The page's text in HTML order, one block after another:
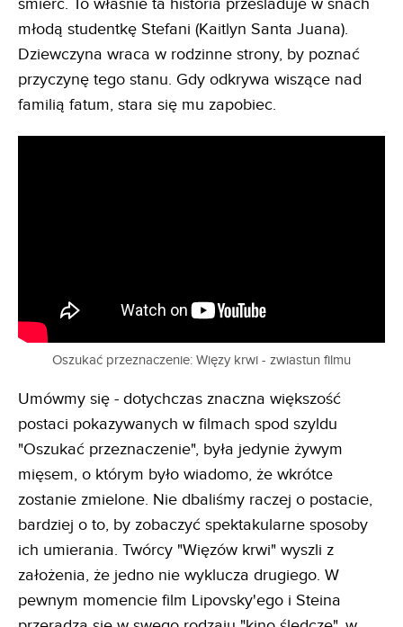
śmierć. To właśnie ta historia prześladuje w snach
młodą studentkę Stefani (Kaitlyn Santa Juana).
Dziewczyna wraca w rodzinne strony, by poznać
przyczynę tego stanu. Gdy odkrywa wiszące nad
familią fatum, stara się mu zapobiec.
Oszukać przeznaczenie: Więzy krwi - zwiastun filmu
Umówmy się - dotychczas znaczna większość
postaci pokazywanych w filmach spod szyldu
"Oszukać przeznaczenie", była jedynie żywym
mięsem, o którym było wiadomo, że wkrótce
zostanie zmielone. Nie dbaliśmy raczej o postacie,
bardziej o to, by zobaczyć spektakularne sposoby
ich umierania. Twórcy "Więzów krwi" wyszli z
założenia, że jedno nie wyklucza drugiego. W
pewnym momencie film Lipovsky'ego i Steina